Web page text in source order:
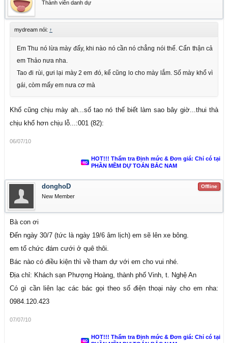
Thành viên danh dự
mydream nói: ↑
Em Thu nó lừa mày đấy, khi nào nó cần nó chẳng nói thế. Cẩn thận cả
em Thảo nưa nha.
Tao đi rùi, gưi lại mày 2 em đó, kể cũng lo cho mày lắm. Số mày khổ vì
gái, còm mấy em nưa cơ mà
Khổ cũng chịu mày ah...số tao nó thế biết làm sao bây giờ...thui thà
chịu khổ hơn chịu lỗ...:001 (82):
06/07/10
HOT!!! Thẩm tra Định mức & Đơn giá: Chỉ có tại
PHẦN MỀM DỰ TOÁN BẮC NAM
Offline
donghoD
New Member
Bà con ơi
Đến ngày 30/7 (tức là ngày 19/6 âm lịch) em sẽ lên xe bông.
em tổ chức đám cưới ở quê thôi.
Bác nào có điều kiện thì về tham dự với em cho vui nhé.
Địa chỉ: Khách sạn Phượng Hoàng, thành phố Vinh, t. Nghệ An
Có gì cần liên lạc các bác gọi theo số điện thoại này cho em nha:
0984.120.423
07/07/10
HOT!!! Thẩm tra Định mức & Đơn giá: Chỉ có tại